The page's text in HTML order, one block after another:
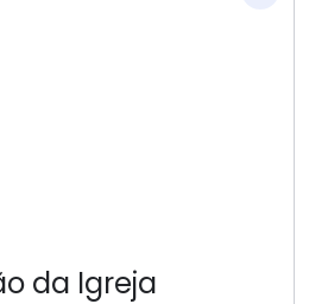
da Igreja